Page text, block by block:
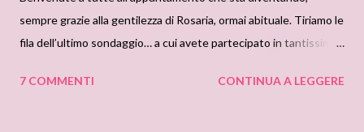
sempre grazie alla gentilezza di Rosaria, ormai abituale. Tiriamo le
fila dell’ultimo sondaggio… a cui avete partecipato in tantissime
domanda non riguardava “l’uomo ideale”… bensì “il principe
7 COMMENTI CONTINUA A LEGGERE